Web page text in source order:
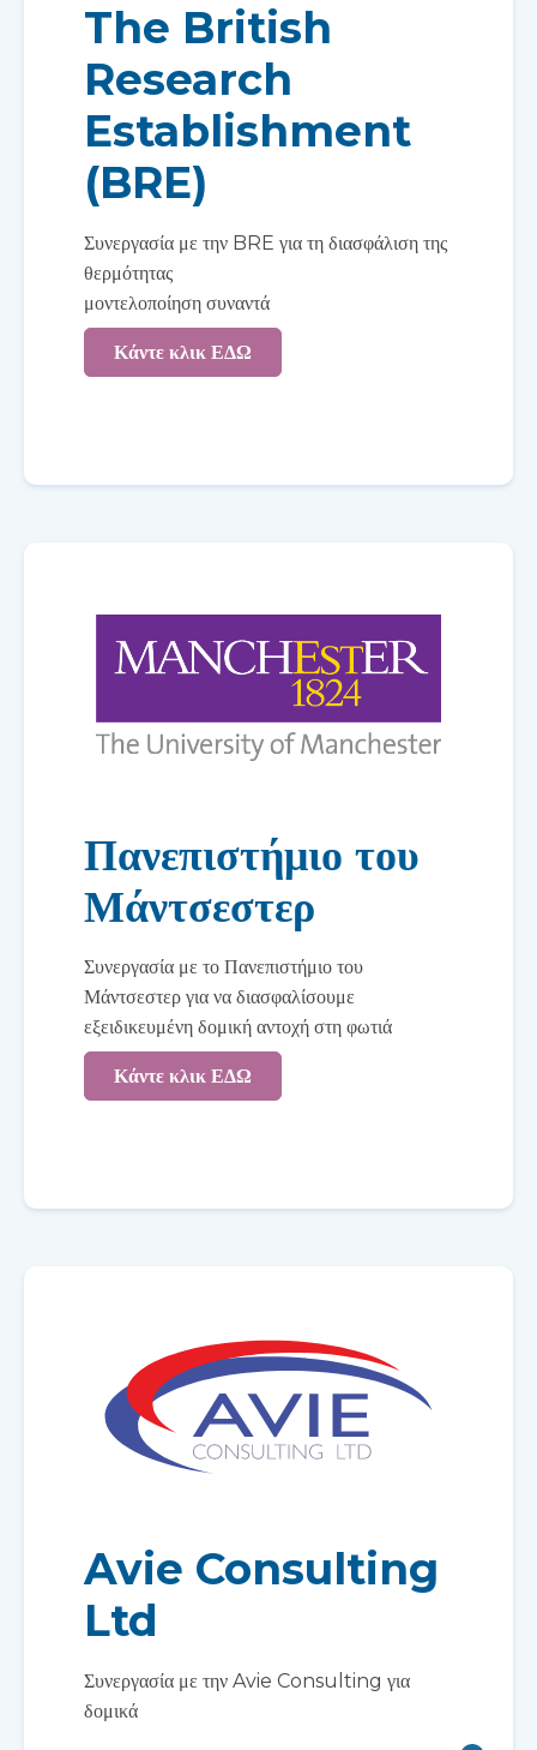
The British
Research
Establishment
(BRE)
Συνεργασία με την BRE για τη διασφάλιση της
θερμότητας
μοντελοποίηση συναντά
Κάντε κλικ ΕΔΩ
Πανεπιστήμιο του
Μάντσεστερ
Συνεργασία με το Πανεπιστήμιο του
Μάντσεστερ για να διασφαλίσουμε
εξειδικευμένη δομική αντοχή στη φωτιά
Κάντε κλικ ΕΔΩ
Avie Consulting
Ltd
Συνεργασία με την Avie Consulting για
δομικά